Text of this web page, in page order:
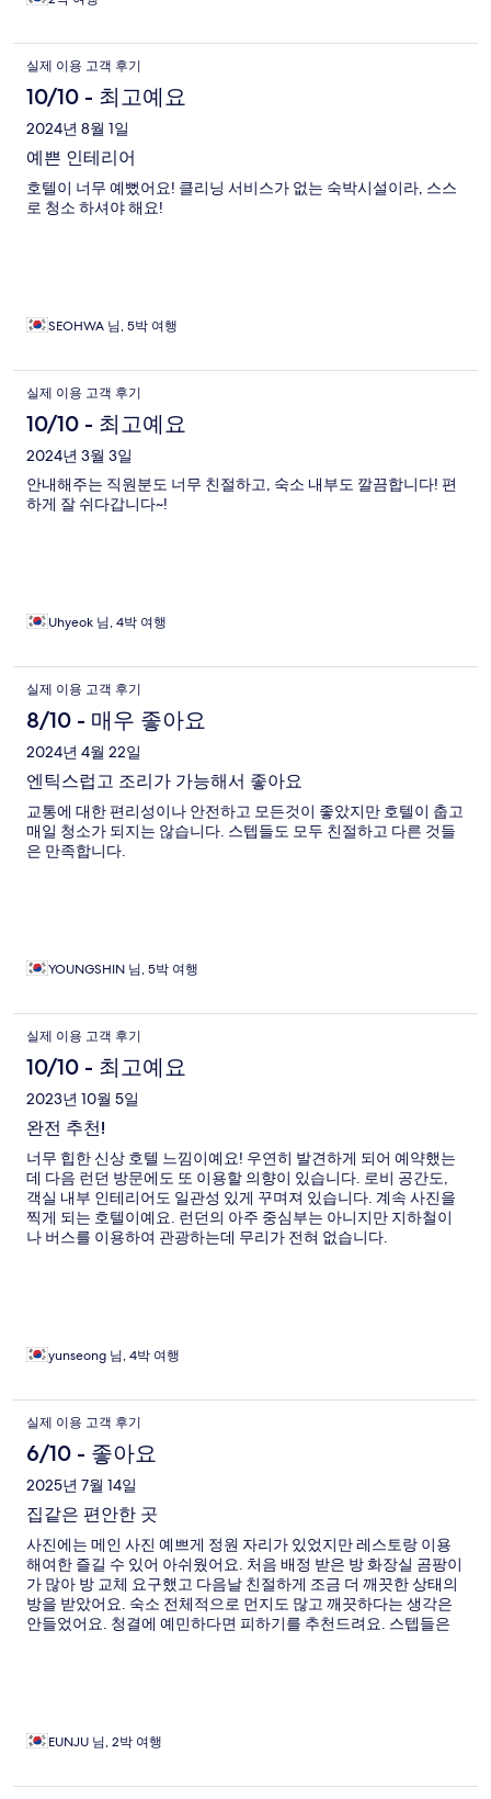
실제 이용 고객 후기
10/10 - 최고예요
2024년 8월 1일
예쁜 인테리어
호텔이 너무 예뻤어요! 클리닝 서비스가 없는 숙박시설이라, 스스
로 청소 하셔야 해요!
SEOHWA 님, 5박 여행
실제 이용 고객 후기
10/10 - 최고예요
2024년 3월 3일
안내해주는 직원분도 너무 친절하고, 숙소 내부도 깔끔합니다! 편
하게 잘 쉬다갑니다~!
Uhyeok 님, 4박 여행
실제 이용 고객 후기
8/10 - 매우 좋아요
2024년 4월 22일
엔틱스럽고 조리가 가능해서 좋아요
교통에 대한 편리성이나 안전하고 모든것이 좋았지만 호텔이 춥고
매일 청소가 되지는 않습니다. 스텝들도 모두 친절하고 다른 것들
은 만족합니다.
YOUNGSHIN 님, 5박 여행
실제 이용 고객 후기
10/10 - 최고예요
2023년 10월 5일
완전 추천!
너무 힙한 신상 호텔 느낌이예요! 우연히 발견하게 되어 예약했는
데 다음 런던 방문에도 또 이용할 의향이 있습니다. 로비 공간도,
객실 내부 인테리어도 일관성 있게 꾸며져 있습니다. 계속 사진을
찍게 되는 호텔이예요. 런던의 아주 중심부는 아니지만 지하철이
나 버스를 이용하여 관광하는데 무리가 전혀 없습니다.
yunseong 님, 4박 여행
실제 이용 고객 후기
6/10 - 좋아요
2025년 7월 14일
집같은 편안한 곳
사진에는 메인 사진 예쁘게 정원 자리가 있었지만 레스토랑 이용
해여한 즐길 수 있어 아쉬웠어요. 처음 배정 받은 방 화장실 곰팡이
가 많아 방 교체 요구했고 다음날 친절하게 조금 더 깨끗한 상태의
방을 받았어요. 숙소 전체적으로 먼지도 많고 깨끗하다는 생각은
안들었어요. 청결에 예민하다면 피하기를 추천드려요. 스텝들은
EUNJU 님, 2박 여행